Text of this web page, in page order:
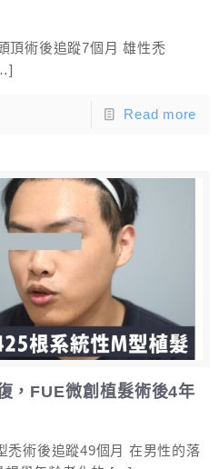
頂術後追蹤7個月 雄性禿
Read more
，FUE微創植髮術後4年
禿術後追蹤49個月 在男性的落